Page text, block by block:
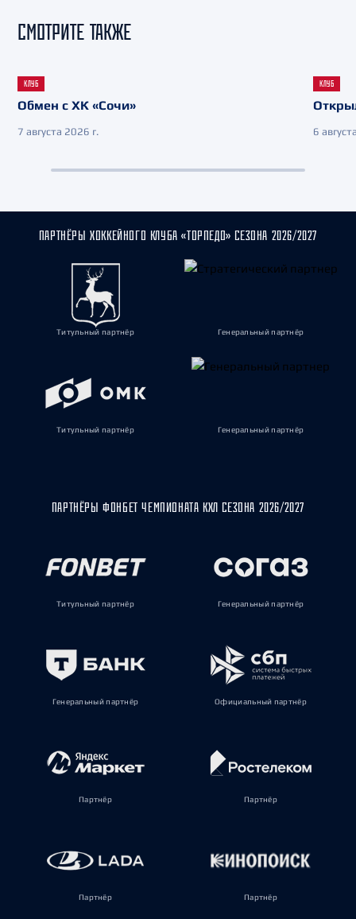
СМОТРИТЕ ТАКЖЕ
КЛУБ
Обмен с ХК «Сочи»
7 августа 2026 г.
КЛУБ
6
ПАРТНЁРЫ ХОККЕЙНОГО КЛУБА «ТОРПЕДО» СЕЗОНА 2026/2027
Титульный партнёр Генеральный партнёр
Титульный партнёр Генеральный партнёр
ПАРТНЁРЫ ФОНБЕТ ЧЕМПИОНАТА КХЛ СЕЗОНА 2026/2027
Титульный партнёр Генеральный партнёр
Генеральный партнёр Официальный партнёр
Партнёр Партнёр
Партнёр Партнёр